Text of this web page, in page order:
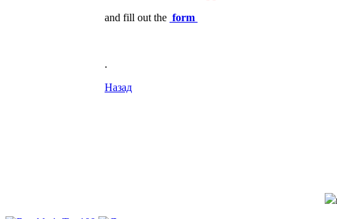
and fill out the form
.
Назад